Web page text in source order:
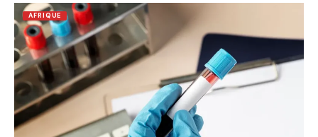
AFRIQUE